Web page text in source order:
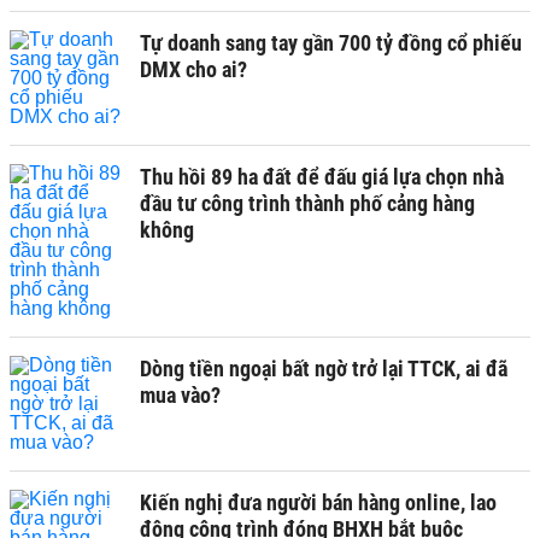
Tự doanh sang tay gần 700 tỷ đồng cổ phiếu
DMX cho ai?
Thu hồi 89 ha đất để đấu giá lựa chọn nhà
đầu tư công trình thành phố cảng hàng
không
Dòng tiền ngoại bất ngờ trở lại TTCK, ai đã
mua vào?
Kiến nghị đưa người bán hàng online, lao
động công trình đóng BHXH bắt buộc